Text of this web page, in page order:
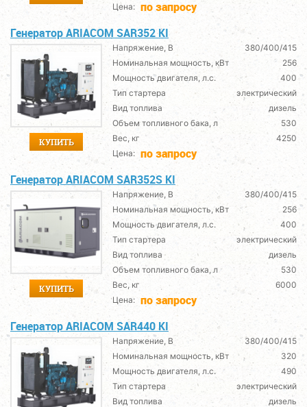
Цена: по запросу
Генератор ARIACOM SAR352 KI
КУПИТЬ
Напряжение, В
380/400/415
Номинальная мощность, кВт
256
Мощность двигателя, л.с.
400
Тип стартера
электрический
Вид топлива
дизель
Объем топливного бака, л
530
Вес, кг
4250
Цена: по запросу
Генератор ARIACOM SAR352S KI
КУПИТЬ
Напряжение, В
380/400/415
Номинальная мощность, кВт
256
Мощность двигателя, л.с.
400
Тип стартера
электрический
Вид топлива
дизель
Объем топливного бака, л
530
Вес, кг
6000
Цена: по запросу
Генератор ARIACOM SAR440 KI
Напряжение, В
380/400/415
Номинальная мощность, кВт
320
Мощность двигателя, л.с.
490
Тип стартера
электрический
Вид топлива
дизель